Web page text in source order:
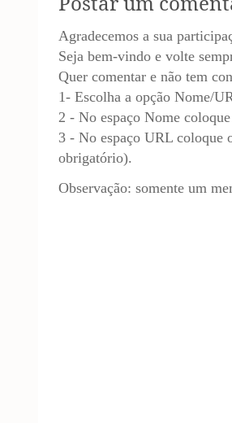
Agradecemos a sua
Seja bem-vindo e volte
Quer comentar e não tem
1- Escolha a opção Nome/
2 - No espaço Nome
3 - No espaço URL
obrigatório).
Observação: somente um